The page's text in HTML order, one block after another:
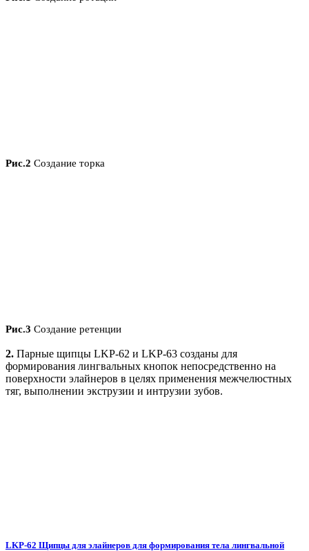
Рис.2 Создание торка
Рис.3 Создание ретенции
2. Парные щипцы LKP-62 и LKP-63 созданы для
формирования лингвальных кнопок непосредственно на
поверхности элайнеров в целях применения межчелюстных
тяг, выполнении экструзии и интрузии зубов.
LKP-62 Щипцы для элайнеров для формирования тела лингвальной